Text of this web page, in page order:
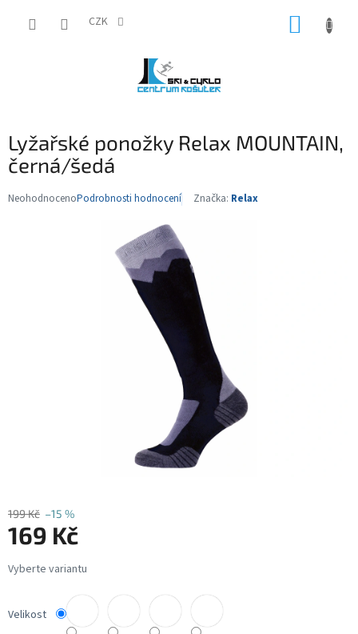
CZK
Lyžařské ponožky Relax MOUNTAIN,
černá/šedá
Průměrné
NeohodnocenoPodrobnosti hodnocení Značka: Relax
199 Kč –15 %
169 Kč
Měrná
cena:
Velikost